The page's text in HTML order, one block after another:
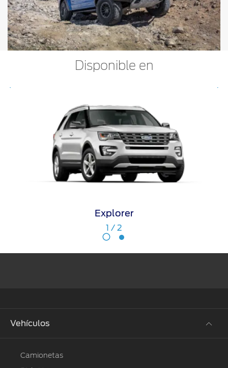
Disponible en
Explorer
1 / 2
Vehículos
Camionetas